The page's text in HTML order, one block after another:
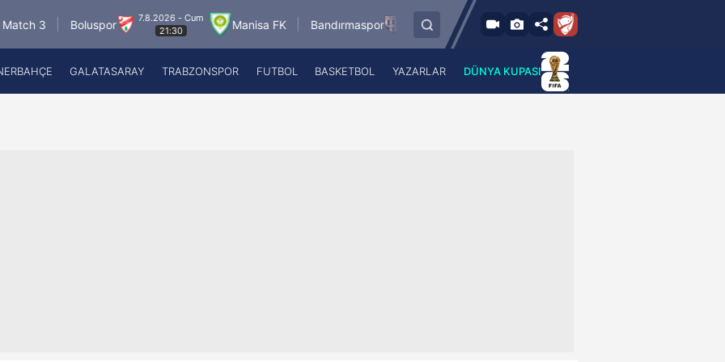
Boluspor
7.8.2026 - Cum
21:30
Manisa FK Bandırmaspor
8.8.2026 - Cum
17:00
İstanbulspor Ümraniyespor
A Haber Radyo
GALATASARAY TRABZONSPOR FUTBOL BASKETBOL YAZARLAR DÜNYA KUPASI